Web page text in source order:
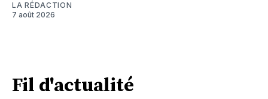
LA RÉDACTION
7 août 2026
Fil d'actualité